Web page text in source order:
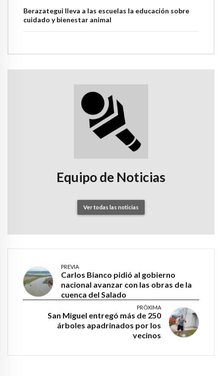
Berazategui lleva a las escuelas la educación sobre
cuidado y bienestar animal
Equipo de Noticias
Ver todas las noticias
PREVIA
Carlos Bianco pidió al gobierno
nacional avanzar con las obras de la
cuenca del Salado
PRÓXIMA
San Miguel entregó más de 250
árboles apadrinados por los
vecinos